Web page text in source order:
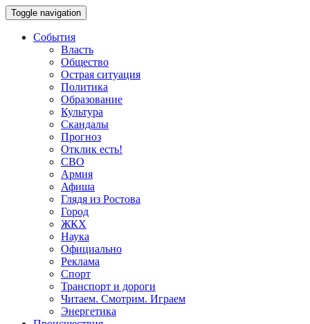
Toggle navigation
События
Власть
Общество
Острая ситуация
Политика
Образование
Культура
Скандалы
Прогноз
Отклик есть!
СВО
Армия
Афиша
Глядя из Ростова
Город
ЖКХ
Наука
Официально
Реклама
Спорт
Транспорт и дороги
Читаем. Смотрим. Играем
Энергетика